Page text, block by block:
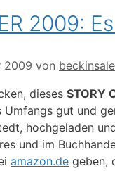
2009:
2009 von beckinsale
dieses STORY
Umfangs gut und
hochgeladen
und im
amazon.de geben,